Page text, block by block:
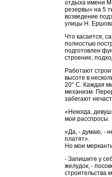
отдыха имени М.
резервы» на 5
возведение
улицы Н.
Что касается,
полностью
подготовлен
строение,
Работают
высоте в
20° С. Каждая
механизм.
забегают
«Некогда,
мои расспросы.
«Да, - думаю, -
платят».
Но мои
- Запишите у
желудок, -
строительства